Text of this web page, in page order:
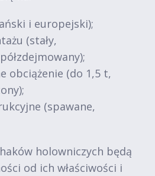
i europejski);
(stały,
obciążenie (do 1,5 t,
(spawane,
holowniczych będą
od ich właściwości i